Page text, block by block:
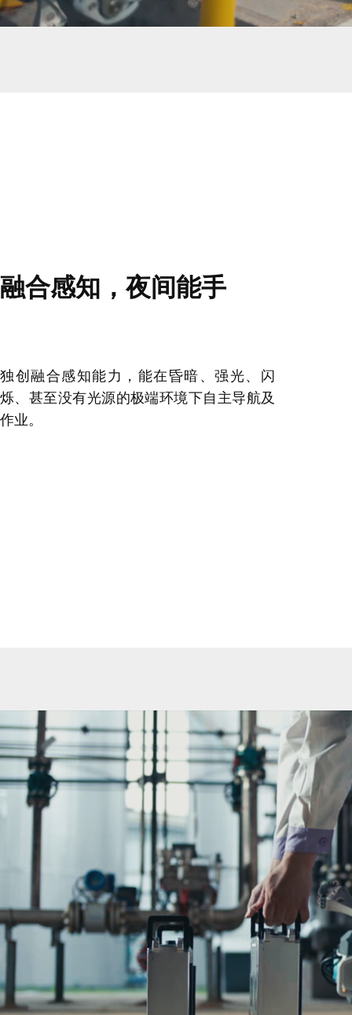
融合感知，夜间能手
独创融合感知能力，能在昏暗、强光、闪
烁、甚至没有光源的极端环境下自主导航及
作业。